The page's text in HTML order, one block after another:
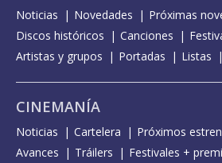
Noticias Novedades
Próximas
Discos históricos
Canciones
Artistas y grupos
Portadas Listas
CINEMANÍA
Noticias Cartelera Próximos
Avances
Tráilers
Festivales +